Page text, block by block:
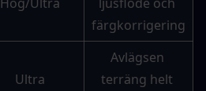
färgkorrigering
Ultra
Avlägsen
terräng helt